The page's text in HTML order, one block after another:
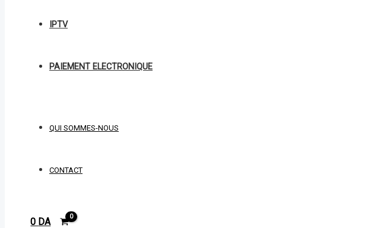
IPTV
PAIEMENT ELECTRONIQUE
QUI SOMMES-NOUS
CONTACT
0 DA